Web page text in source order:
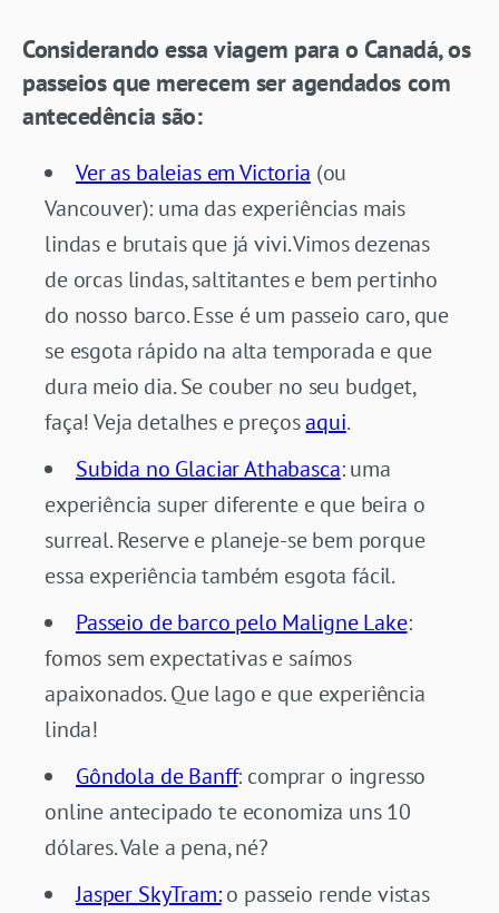
Considerando essa viagem para o Canadá, os
passeios que merecem ser agendados com
antecedência são:
Ver as baleias em Victoria (ou
Vancouver): uma das experiências mais
lindas e brutais que já vivi. Vimos dezenas
de orcas lindas, saltitantes e bem pertinho
do nosso barco. Esse é um passeio caro, que
se esgota rápido na alta temporada e que
dura meio dia. Se couber no seu budget,
faça! Veja detalhes e preçosaqui.
Subida no Glaciar Athabasca: uma
experiência super diferente e que beira o
surreal. Reserve e planeje-se bem porque
essa experiência também esgota fácil.
Passeio de barco pelo Maligne Lake:
fomos sem expectativas e saímos
apaixonados. Que lago e que experiência
linda!
Gôndola de Banff: comprar o ingresso
online antecipado te economiza uns 10
dólares. Vale a pena, né?
Jasper SkyTram:o passeio rende vistas